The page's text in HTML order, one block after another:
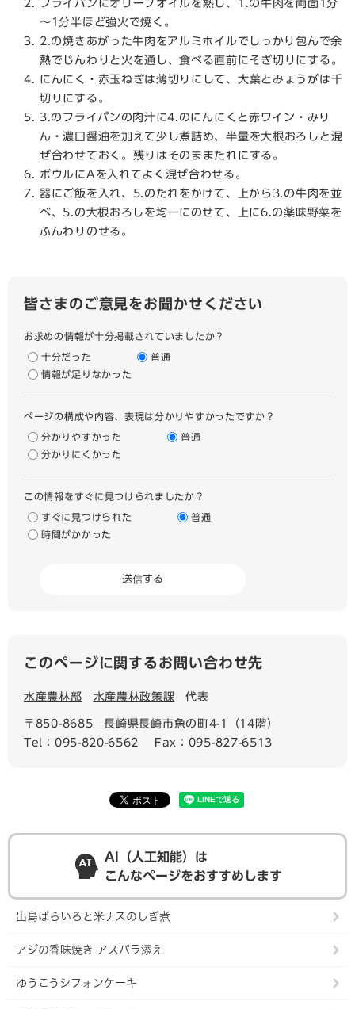
フライパンにオリーブオイルを熱し、1.の牛肉を両面1分
～1分半ほど強火で焼く。
2.の焼きあがった牛肉をアルミホイルでしっかり包んで余
熱でじんわりと火を通し、食べる直前にそぎ切りにする。
にんにく・赤玉ねぎは薄切りにして、大葉とみょうがは千
切りにする。
3.のフライパンの肉汁に4.のにんにくと赤ワイン・みり
ん・濃口醤油を加えて少し煮詰め、半量を大根おろしと混
ぜ合わせておく。残りはそのままたれにする。
ボウルにAを入れてよく混ぜ合わせる。
器にご飯を入れ、5.のたれをかけて、上から3.の牛肉を並
べ、5.の大根おろしを均一にのせて、上に6.の薬味野菜を
ふんわりのせる。
皆さまのご意見をお聞かせください
お求めの情報が十分掲載されていましたか？
十分だった
普通
情報が足りなかった
ページの構成や内容、表現は分かりやすかったですか？
分かりやすかった
普通
分かりにくかった
この情報をすぐに見つけられましたか？
すぐに見つけられた
普通
時間がかかった
このページに関するお問い合わせ先
水産農林部 水産農林政策課 代表
〒850-8685
長崎県長崎市魚の町4-1（14階）
Tel：095-820-6562
Fax：095-827-6513
AI（人工知能）は
こんなページをおすすめします
出島ばらいろと米ナスのしぎ煮
アジの香味焼き アスパラ添え
ゆうこうシフォンケーキ